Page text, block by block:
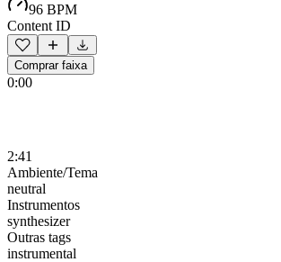
96 BPM
Content ID
Comprar faixa
0:00
2:41
Ambiente/Tema
neutral
Instrumentos
synthesizer
Outras tags
instrumental